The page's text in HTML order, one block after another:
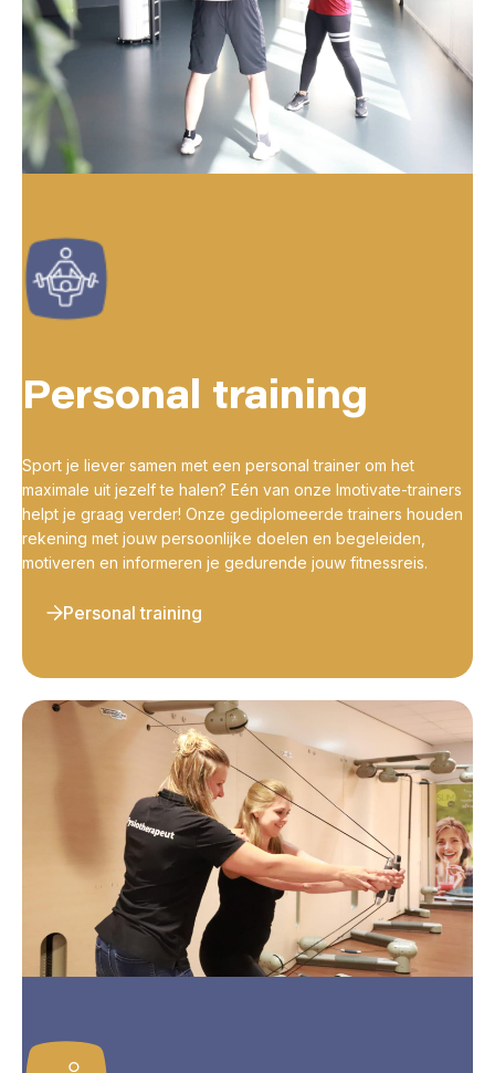
Personal training
Sport je liever samen met een personal trainer om het
maximale uit jezelf te halen? Eén van onze Imotivate-trainers
helpt je graag verder! Onze gediplomeerde trainers houden
rekening met jouw persoonlijke doelen en begeleiden,
motiveren en informeren je gedurende jouw fitnessreis.
Personal training